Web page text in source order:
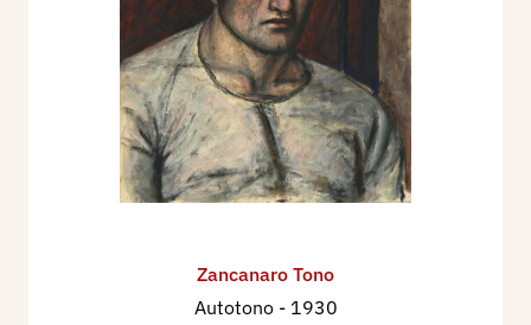
Zancanaro Tono
Autotono - 1930